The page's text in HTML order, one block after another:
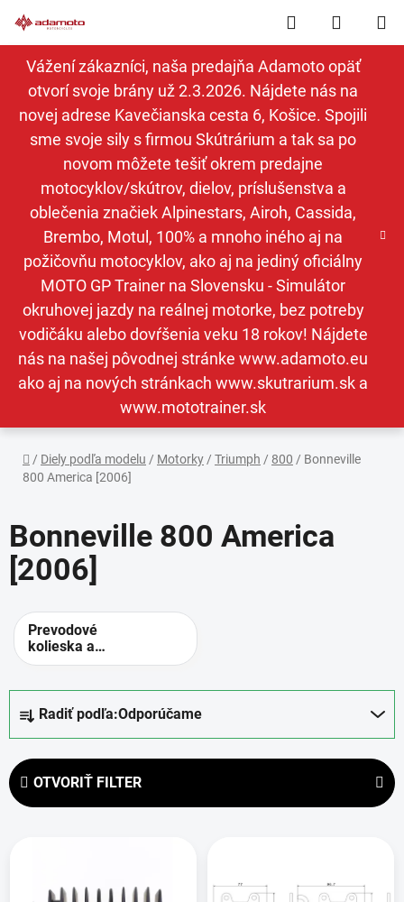
na
obsah
Vážení zákazníci, naša predajňa Adamoto opäť
otvorí svoje brány už 2.3.2026. Nájdete nás na
novej adrese Kavečianska cesta 6, Košice. Spojili
sme svoje sily s firmou Skútrárium a tak sa po
novom môžete tešiť okrem predajne
motocyklov/skútrov, dielov, príslušenstva a
oblečenia značiek Alpinestars, Airoh, Cassida,
Brembo, Motul, 100% a mnoho iného aj na
požičovňu motocyklov, ako aj na jediný oficiálny
MOTO GP Trainer na Slovensku - Simulátor
okruhovej jazdy na reálnej motorke, bez potreby
vodičáku alebo dovŕšenia veku 18 rokov! Nájdete
nás na našej pôvodnej stránke www.adamoto.eu
ako aj na nových stránkach www.skutrarium.sk a
www.mototrainer.sk
Hľadať
KOŠÍK
Domov
/ Diely podľa modelu / Motorky / Triumph / 800 / Bonneville
800 America [2006]
Bonneville 800 America
[2006]
Prevodové
kolieska a
rozety -
prevody
e
n
Radiť podľa:Odporúčame
OTVORIŤ FILTER